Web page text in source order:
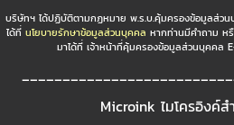
บริษัทฯ ได้ปฏิบัติตามกฏหมาย พ.ร.บ.คุ้มครองข้อมูลส่วน
ได้ที่ นโยบายรักษาข้อมูลส่วนบุคคล หากท่านมีคำถาม ห
มาได้ที่ เจ้าหน้าที่คุ้มครองข้อมูลส่วนบุคคล
Microink ไมโครอิงค์